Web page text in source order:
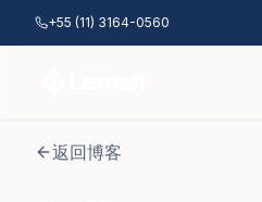
跳至主要内容+55 (11) 3164-0560
返回博客